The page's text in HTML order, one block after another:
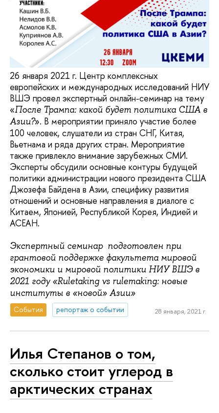
26 января 2021 г. Центр комплексных
европейских и международных исследований НИУ
ВШЭ провел экспертный онлайн-семинар на тему
«После Трампа: какой будет политика США в
Азии?». В мероприятии приняло участие более
100 человек, слушатели из стран СНГ, Китая,
Вьетнама и ряда других стран. Мероприятие
также привлекло внимание зарубежных СМИ.
Эксперты обсудили основные контуры будущей
политики администрации нового президента США
Джозефа Байдена в Азии, специфику развития
отношений и основные направления в диалоге с
Китаем, Японией, Республикой Корея, Индией и
АСЕАН.
Экспертный семинар подготовлен при
грантовой поддержке факультета мировой
экономики и мировой политики НИУ ВШЭ в
2021 году «Ruletaking vs rulemaking: новые
институты в «новой» Азии»
События репортаж о событии 28 января, 2021 г.
Илья Степанов о том,
сколько стоит углерод в
арктических странах